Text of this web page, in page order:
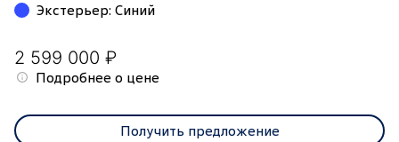
Экстерьер: Синий
2 599 000 ₽
Подробнее о цене
Получить предложение